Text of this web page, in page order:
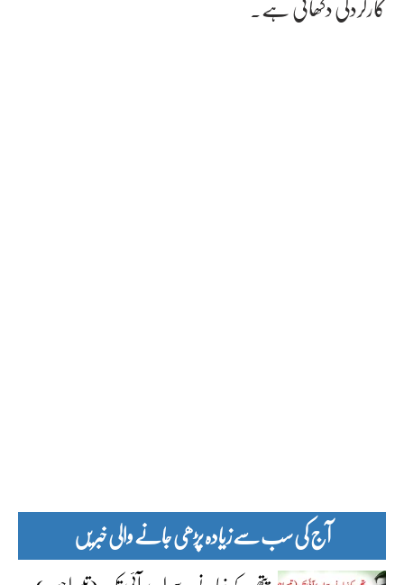
آج کی سب سے زیادہ پڑھی جانے والی خبریں